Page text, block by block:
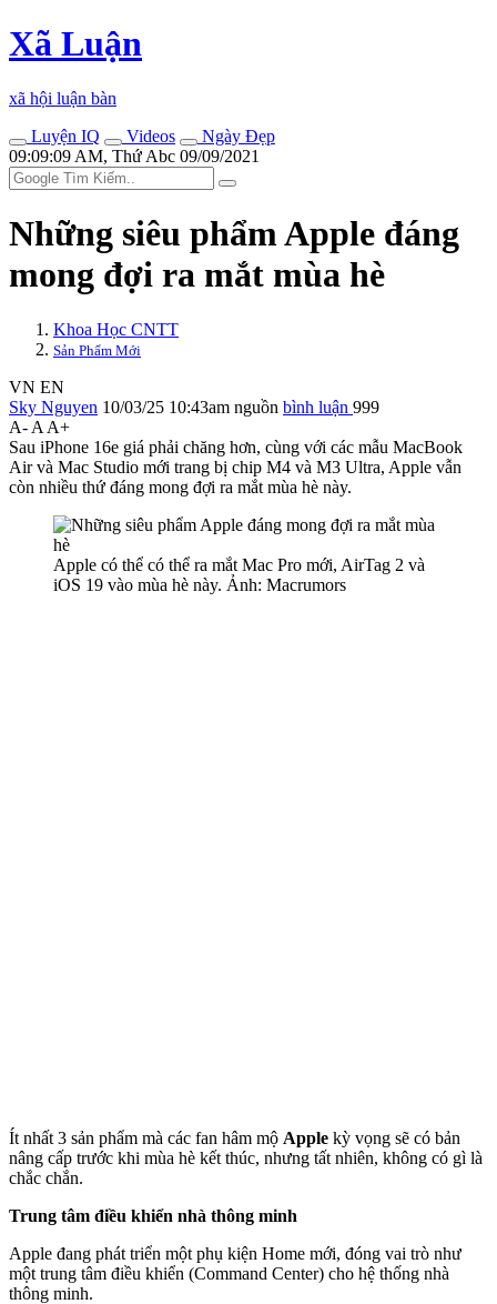
Xã Luận
xã hội luận bàn
Luyện IQ
Videos
Ngày Đẹp
09:09:09 AM, Thứ Abc 09/09/2021
Những siêu phẩm Apple đáng
mong đợi ra mắt mùa hè
Khoa Học CNTT
Sản Phẩm Mới
VN EN
Sky Nguyen 10/03/25 10:43am nguồn bình luận 999
A- A A+
Sau iPhone 16e giá phải chăng hơn, cùng với các mẫu MacBook
Air và Mac Studio mới trang bị chip M4 và M3 Ultra, Apple vẫn
còn nhiều thứ đáng mong đợi ra mắt mùa hè này.
Apple có thể có thể ra mắt Mac Pro mới, AirTag 2 và
iOS 19 vào mùa hè này. Ảnh: Macrumors
Ít nhất 3 sản phẩm mà các fan hâm mộ Apple kỳ vọng sẽ có bản
nâng cấp trước khi mùa hè kết thúc, nhưng tất nhiên, không có gì là
chắc chắn.
Trung tâm điều khiển nhà thông minh
Apple đang phát triển một phụ kiện Home mới, đóng vai trò như
một trung tâm điều khiển (Command Center) cho hệ thống nhà
thông minh.